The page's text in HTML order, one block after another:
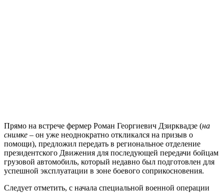
Прямо на встрече фермер Роман Георгиевич Дзирквадзе (на
снимке – он уже неоднократно откликался на призыв о
помощи), предложил передать в региональное отделение
президентского Движения для последующей передачи бойцам
грузовой автомобиль, который недавно был подготовлен для
успешной эксплуатации в зоне боевого соприкосновения.
Следует отметить, с начала специальной военной операции